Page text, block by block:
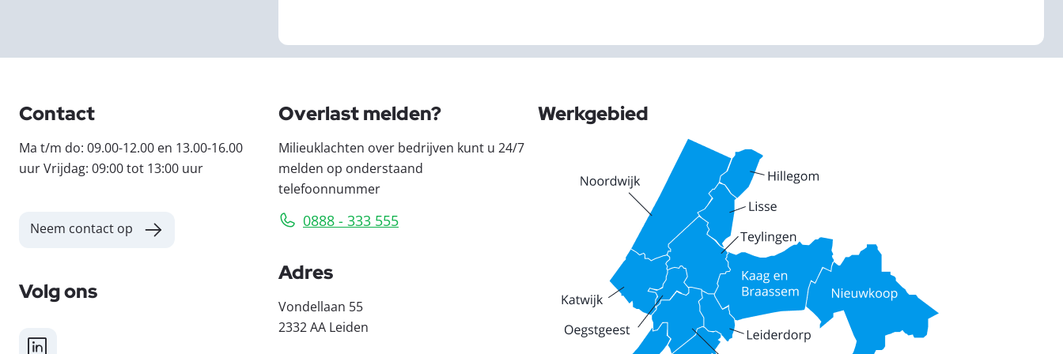
Contact
Ma t/m do: 09.00-12.00 en 13.00-16.00
uur Vrijdag: 09:00 tot 13:00 uur
Neem contact op
Volg ons
LinkedIn
Overlast melden?
Milieuklachten over bedrijven kunt u 24/7
melden op onderstaand
telefoonnummer
0888 - 333 555
Adres
Vondellaan 55
2332 AA Leiden
Werkgebied